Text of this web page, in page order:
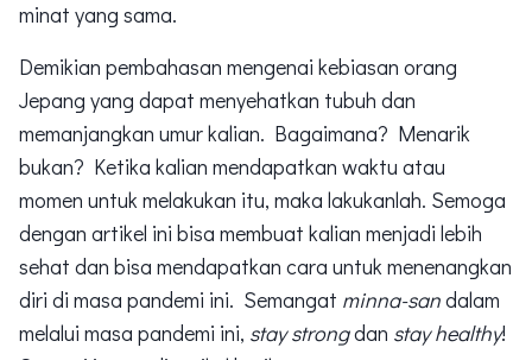
minat yang sama.
Demikian pembahasan mengenai kebiasan orang
Jepang yang dapat menyehatkan tubuh dan
memanjangkan umur kalian. Bagaimana? Menarik
bukan? Ketika kalian mendapatkan waktu atau
momen untuk melakukan itu, maka lakukanlah. Semoga
dengan artikel ini bisa membuat kalian menjadi lebih
sehat dan bisa mendapatkan cara untuk menenangkan
diri di masa pandemi ini. Semangat minna-sandalam
melalui masa pandemi ini, stay strongdan stay healthy!